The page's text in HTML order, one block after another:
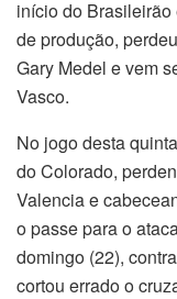
início do Brasileirão
de produção,
Gary Medel e vem
Vasco.
No jogo desta
do Colorado,
Valencia e
o passe para o
domingo (22),
cortou errado o